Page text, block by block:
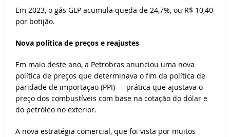
Em 2023, o gás GLP acumula queda de 24,7%, ou R$ 10,40
por botijão.
Nova política de preços e reajustes
Em maio deste ano, a Petrobras anunciou uma nova
política de preços que determinava o fim da política de
paridade de importação (PPI) — prática que ajustava o
preço dos combustíveis com base na cotação do dólar e
do petróleo no exterior.
A nova estratégia comercial, que foi vista por muitos